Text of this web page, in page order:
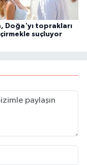
Doğa'yı toprakları
suçluyor